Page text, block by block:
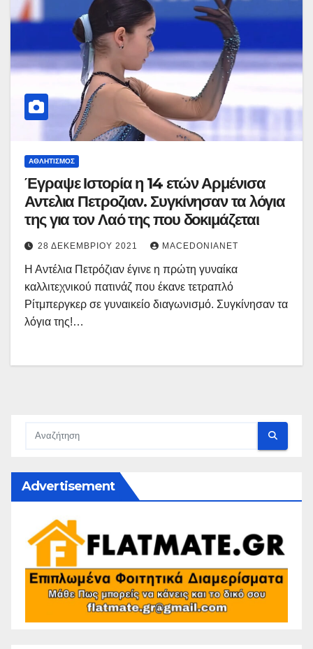
ΑΘΛΗΤΙΣΜΌΣ
Έγραψε Ιστορία η 14 ετών Αρμένισα
Αντελια Πετροζιαν. Συγκίνησαν τα λόγια
της για τον Λαό της που δοκιμάζεται
28 ΔΕΚΕΜΒΡΊΟΥ 2021 MACEDONIANET
Η Αντέλια Πετρόζιαν έγινε η πρώτη γυναίκα
καλλιτεχνικού πατινάζ που έκανε τετραπλό
Ρίτμπεργκερ σε γυναικείο διαγωνισμό. Συγκίνησαν τα
λόγια της!…
Advertisement